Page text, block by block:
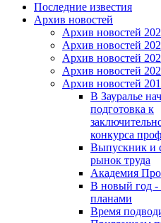
Последние известия
Архив новостей
Архив новостей
Архив новостей
Архив новостей
Архив новостей
Архив новостей
В Зауралье
подготовка к
конкурса
Выпускник и
рынок труда
Академия
В новый год
планами
Время